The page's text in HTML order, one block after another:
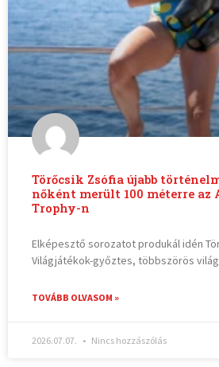
Törőcsik Zsófia újabb
nőként merült 100 méterre az
Trophy-n
Elképesztő sorozatot produkál idén
Világjátékok-győztes, többszörös
TOVÁBB OLVASOM »
2026.07.07. Nincs hozzászólás